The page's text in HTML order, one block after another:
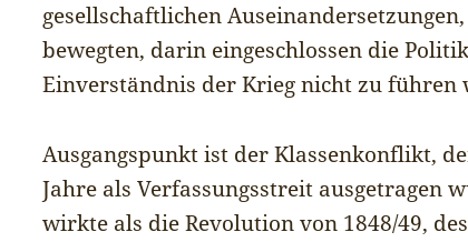
gesellschaftlichen
bewegten, darin eingeschlossen die
Einverständnis der Krieg nicht zu führen
Ausgangspunkt ist der Klassenkonflikt,
Jahre als Verfassungsstreit ausgetragen
wirkte als die Revolution von 1848/49,